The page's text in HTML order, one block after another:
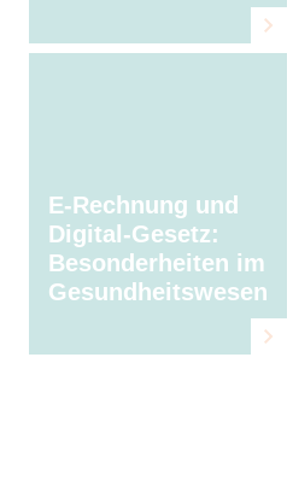
E-Rechnung und
Digital-Gesetz:
Besonderheiten im
Gesundheitswesen